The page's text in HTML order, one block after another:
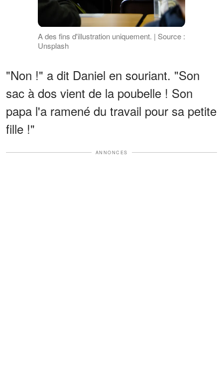
A des fins d'illustration uniquement. | Source :
Unsplash
"Non !" a dit Daniel en souriant. "Son
sac à dos vient de la poubelle ! Son
papa l'a ramené du travail pour sa petite
fille !"
ANNONCES